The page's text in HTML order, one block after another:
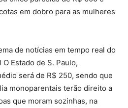
em dobro para as mulheres
de notícias em tempo real do
Estado de S. Paulo,
será de R$ 250, sendo que
monoparentais terão direito a
que moram sozinhas, na